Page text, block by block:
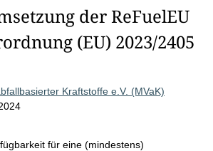
der ReFuelEU
(EU) 2023/2405
Kraftstoffe e.V. (MVaK)
für eine (mindestens)